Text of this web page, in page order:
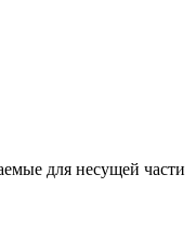
для несущей части